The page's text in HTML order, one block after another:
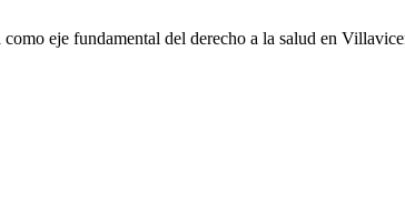
eje fundamental del derecho a la salud en